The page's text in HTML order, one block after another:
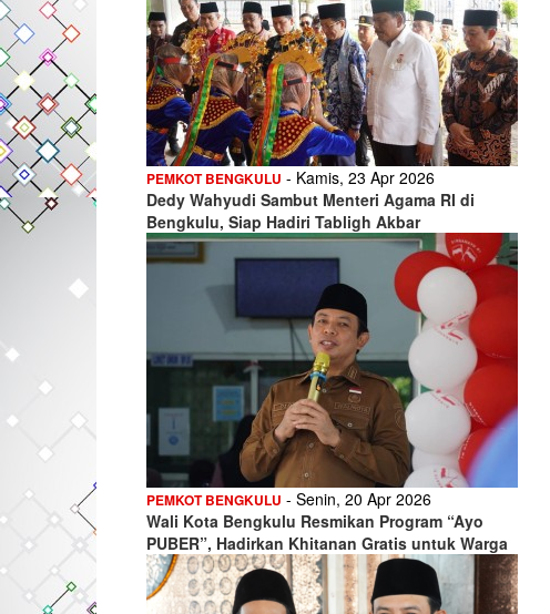
PEMKOT BENGKULU - Kamis, 23 Apr 2026
Dedy Wahyudi Sambut Menteri Agama RI di
Bengkulu, Siap Hadiri Tabligh Akbar
PEMKOT BENGKULU - Senin, 20 Apr 2026
Wali Kota Bengkulu Resmikan Program “Ayo
PUBER”, Hadirkan Khitanan Gratis untuk Warga